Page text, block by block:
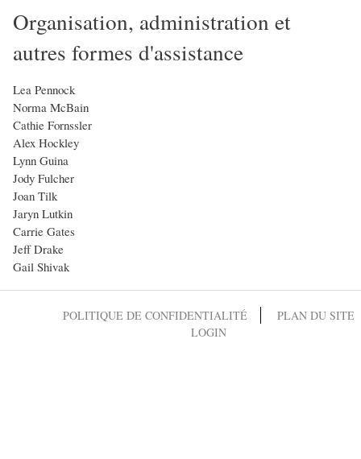
Organisation, administration et
autres formes d'assistance
Lea Pennock
Norma McBain
Cathie Fornssler
Alex Hockley
Lynn Guina
Jody Fulcher
Joan Tilk
Jaryn Lutkin
Carrie Gates
Jeff Drake
Gail Shivak
POLITIQUE DE CONFIDENTIALITÉ
PLAN DU SITE
LOGIN